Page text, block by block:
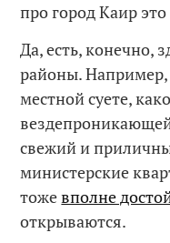
про город Каир
Да, есть, конечно,
районы.
местной суете,
свежий и
министерские
тожевполне
открываются.